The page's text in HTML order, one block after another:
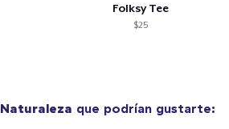
Folksy Tee
$25
Naturaleza que podrían gustarte: